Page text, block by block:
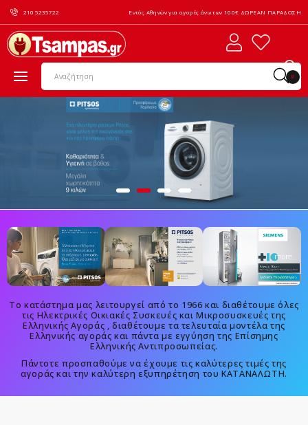
Εντός Αθηνών για αγορές άνω των 100€ ΔΩΡΕΑΝ ΠΑΡΑΔΟΣΗ
210 5235722
0
Το κατάστημα μας λειτουργεί από το 1966 και διαθέτουμε όλες
τις Ηλεκτρικές Οικιακές Συσκευές και Μικροσυσκευές της
Ελληνικής Αγοράς , διαθέτουμε τα τελευταία μοντέλα της
Ελληνικής αγοράς και πάντα με εγγύηση της Επίσημης
Ελληνικής Αντιπροσωπείας.
Πάντοτε προσπαθούμε να έχουμε τις καλύτερες τιμές της
αγοράς και την καλύτερη εξυπηρέτηση του ΚΑΤΑΝΑΛΩΤΗ.